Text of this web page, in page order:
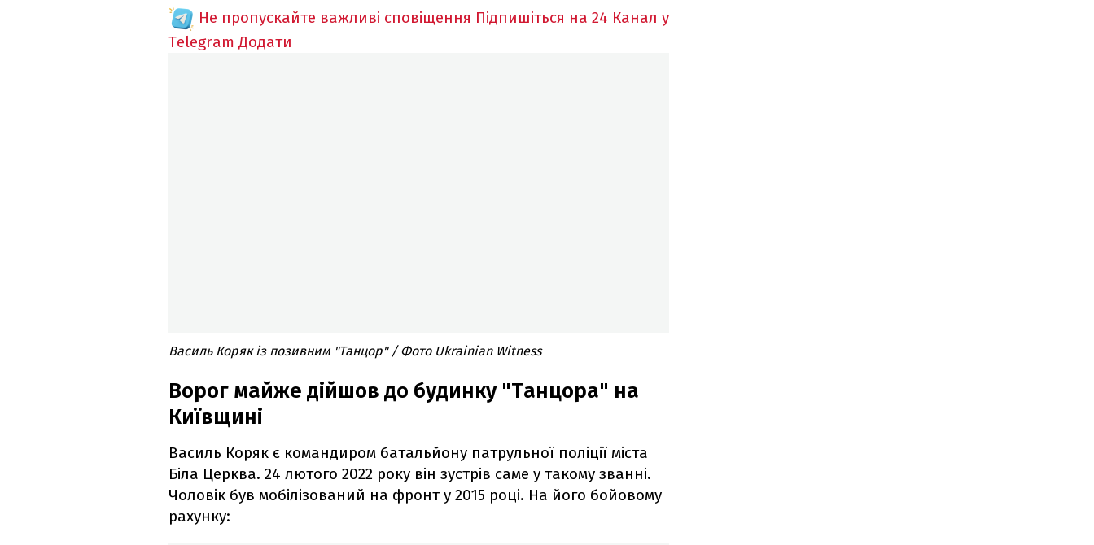
Не пропускайте важливі сповіщення Підпишіться на 24 Канал у
Telegram Додати
Василь Коряк із позивним "Танцор" / Фото Ukrainian Witness
Ворог майже дійшов до будинку "Танцора" на
Київщині
Василь Коряк є командиром батальйону патрульної поліції міста
Біла Церква. 24 лютого 2022 року він зустрів саме у такому званні.
Чоловік був мобілізований на фронт у 2015 році. На його бойовому
рахунку: